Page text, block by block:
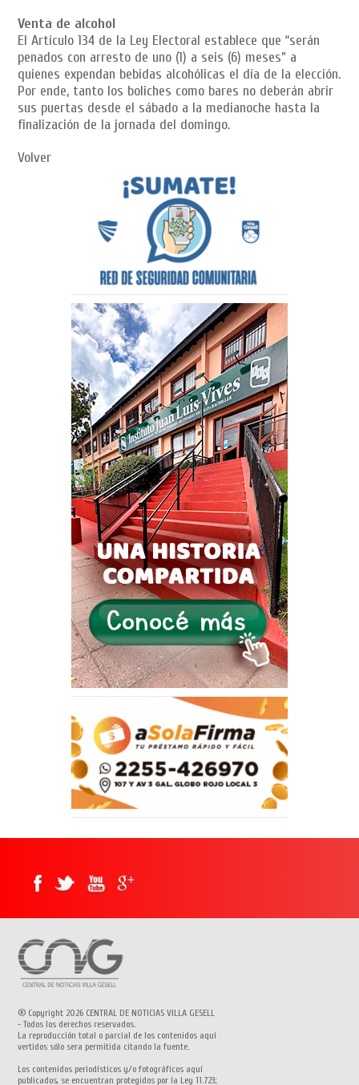
Venta de alcohol
El Artículo 134 de la Ley Electoral establece que “serán
penados con arresto de uno (1) a seis (6) meses” a
quienes expendan bebidas alcohólicas el día de la elección.
Por ende, tanto los boliches como bares no deberán abrir
sus puertas desde el sábado a la medianoche hasta la
finalización de la jornada del domingo.
Volver
® Copyright 2026 CENTRAL DE NOTICIAS VILLA GESELL
- Todos los derechos reservados.
La reproducción total o parcial de los contenidos aquí
vertidos sólo sera permitida citando la fuente.
Los contenidos periodísticos y/o fotográficos aquí
publicados, se encuentran protegidos por la Ley 11.723;